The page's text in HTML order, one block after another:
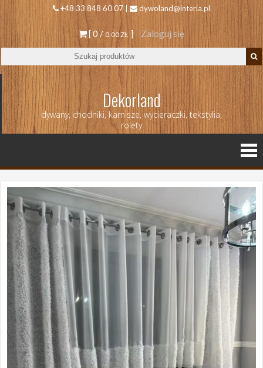
+48 33 848 60 07 | dywoland@interia.pl
[ 0 /0.00 ZŁ ] Zaloguj się
Dekorland
dywany, chodniki, karnisze, wycieraczki, tekstylia,
rolety